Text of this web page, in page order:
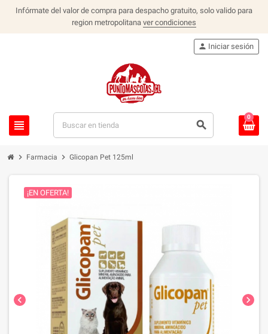
Infórmate del valor de compra para despacho gratuito, solo valido para
region metropolitana ver condiciones
view_headline search
person Iniciar sesión
0
chevron_right Farmacia chevron_right Glicopan Pet 125ml
chevron_left chevron_right
¡EN OFERTA!